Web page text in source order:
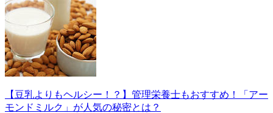
【豆乳よりもヘルシー！？】管理栄養士もおすすめ！「アー
モンドミルク」が人気の秘密とは？